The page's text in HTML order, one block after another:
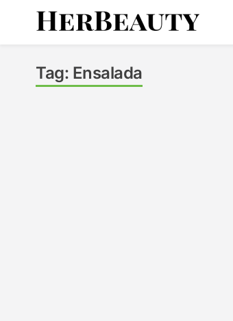
Tag: Ensalada